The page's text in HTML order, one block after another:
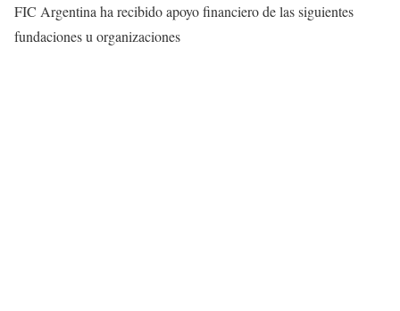
FIC Argentina ha recibido apoyo financiero de las siguientes
fundaciones u organizaciones